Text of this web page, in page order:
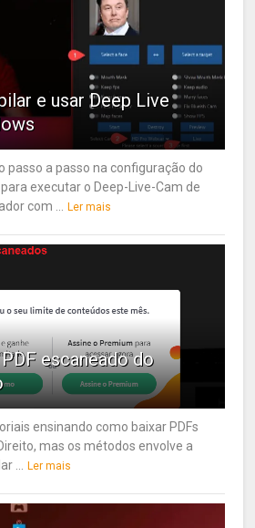
e usar Deep Live
passo a passo na configuração do
executar o Deep-Live-Cam de
com ...
Ler mais
escaneado do
ensinando como baixar PDFs
mas os métodos envolve a
...
Ler mais